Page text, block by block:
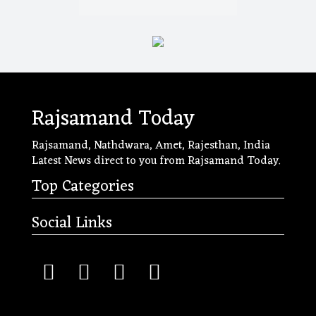
Rajsamand Today
Rajsamand, Nathdwara, Amet, Rajesthan, India
Latest News direct to you from Rajsamand Today.
Top Categories
Social Links